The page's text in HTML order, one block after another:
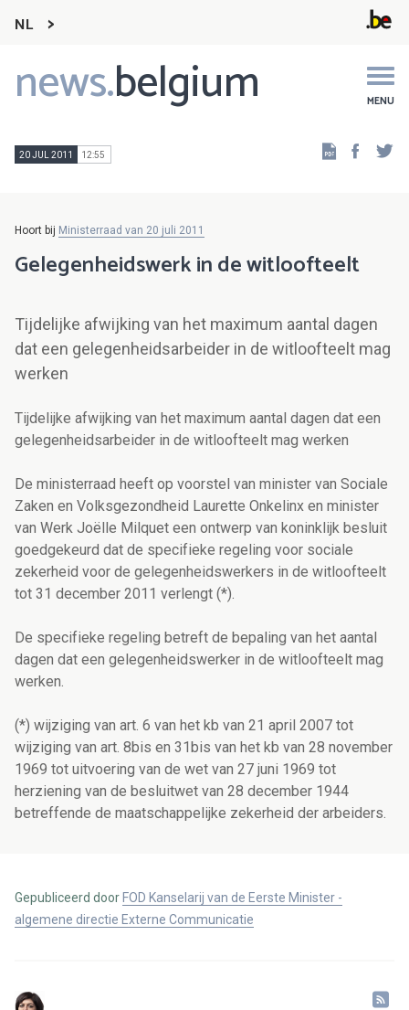
NL
news.belgium MENU
Main
navigation
20 JUL 2011 12:55
Hoort bij Ministerraad van 20 juli 2011
Gelegenheidswerk in de witloofteelt
Tijdelijke afwijking van het maximum aantal dagen
dat een gelegenheidsarbeider in de witloofteelt mag
werken
Tijdelijke afwijking van het maximum aantal dagen dat een
gelegenheidsarbeider in de witloofteelt mag werken
De ministerraad heeft op voorstel van minister van Sociale
Zaken en Volksgezondheid Laurette Onkelinx en minister
van Werk Joëlle Milquet een ontwerp van koninklijk besluit
goedgekeurd dat de specifieke regeling voor sociale
zekerheid voor de gelegenheidswerkers in de witloofteelt
tot 31 december 2011 verlengt (*).
De specifieke regeling betreft de bepaling van het aantal
dagen dat een gelegenheidswerker in de witloofteelt mag
werken.
(*) wijziging van art. 6 van het kb van 21 april 2007 tot
wijziging van art. 8bis en 31bis van het kb van 28 november
1969 tot uitvoering van de wet van 27 juni 1969 tot
herziening van de besluitwet van 28 december 1944
betreffende de maatschappelijke zekerheid der arbeiders.
Gepubliceerd door FOD Kanselarij van de Eerste Minister -
algemene directie Externe Communicatie